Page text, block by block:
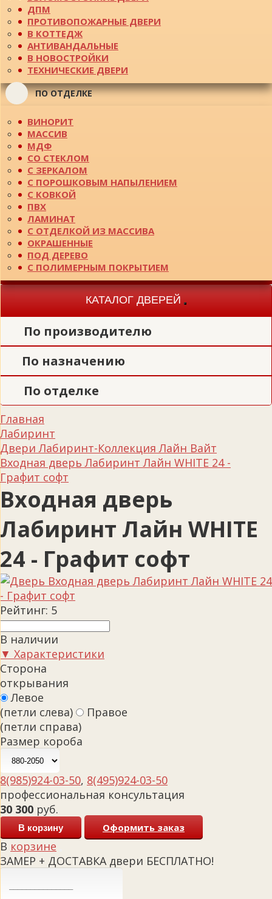
ДПМ
ПРОТИВОПОЖАРНЫЕ ДВЕРИ
В КОТТЕДЖ
АНТИВАНДАЛЬНЫЕ
В НОВОСТРОЙКИ
ТЕХНИЧЕСКИЕ ДВЕРИ
ПО ОТДЕЛКЕ
ВИНОРИТ
МАССИВ
МДФ
СО СТЕКЛОМ
С ЗЕРКАЛОМ
С ПОРОШКОВЫМ НАПЫЛЕНИЕМ
С КОВКОЙ
ПВХ
ЛАМИНАТ
С ОТДЕЛКОЙ ИЗ МАССИВА
ОКРАШЕННЫЕ
ПОД ДЕРЕВО
С ПОЛИМЕРНЫМ ПОКРЫТИЕМ
КАТАЛОГ ДВЕРЕЙ
Toggle
navigation
По производителю
По назначению
По отделке
Главная
Лабиринт
Двери Лабиринт-Коллекция Лайн Вайт
Входная дверь Лабиринт Лайн WHITE 24 -
Графит софт
Входная дверь
Лабиринт Лайн WHITE
24 - Графит софт
Рейтинг: 5
В наличии
▼ Характеристики
Сторона
открывания
Левое
(петли слева)
Правое
(петли справа)
Размер короба
8(985)924-03-50, 8(495)924-03-50
профессиональная консультация
30 300 руб.
В корзину Оформить заказ
В корзине
ЗАМЕР + ДОСТАВКА двери БЕСПЛАТНО!